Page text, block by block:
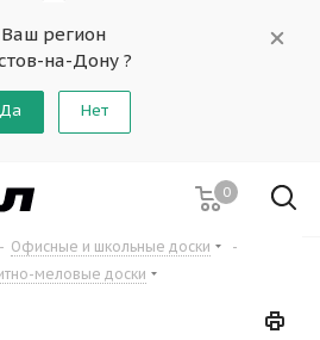
Ваш регион
на-Дону ?
Да Нет
0
- Офисные и школьные доски
-
меловые доски